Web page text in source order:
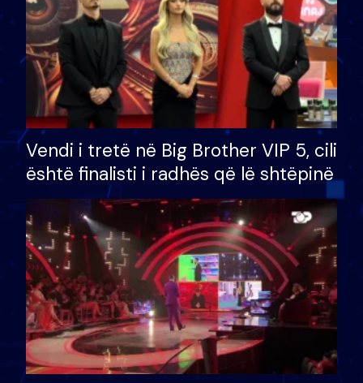
Vendi i tretë në Big Brother VIP 5, cili
është finalisti i radhës që lë shtëpinë